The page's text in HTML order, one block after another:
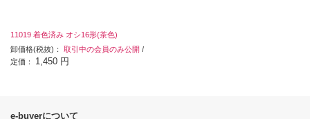
11019 着色済み オシ16形(茶色)
卸価格(税抜)： 取引中の会員のみ公開 /
定価： 1,450 円
e-buyerについて